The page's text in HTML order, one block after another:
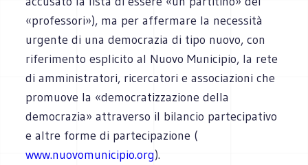
«professori»), ma per affermare la necessità
urgente di una democrazia di tipo nuovo, con
riferimento esplicito al Nuovo Municipio, la rete
di amministratori, ricercatori e associazioni che
promuove la «democratizzazione della
democrazia» attraverso il bilancio partecipativo
e altre forme di partecipazione (
www.nuovomunicipio.org).